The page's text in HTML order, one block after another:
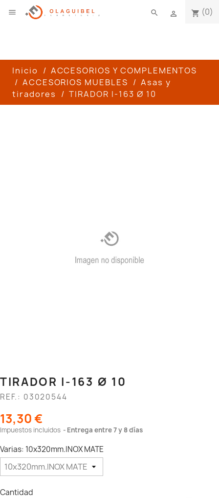
 shopping_cart (0)

search
Inicio
ACCESORIOS Y COMPLEMENTOS
ACCESORIOS MUEBLES
Asas y
tiradores
TIRADOR I-163 Ø 10
TIRADOR I-163 Ø 10
REF.: 03020544
13,30 €
Impuestos incluidos Entrega entre 7 y 8 días
Varias: 10x320mm.INOX MATE
Cantidad